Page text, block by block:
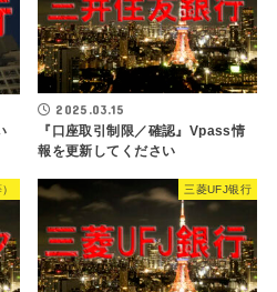
2025.03.15
『口座取引制限／確認』Vpass情
報を更新してください
三菱UFJ银⾏